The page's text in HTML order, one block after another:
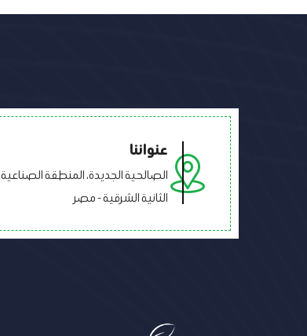
عنواننا
الصالحية الجديدة، المنطقة الصناعية
الثانية الشرقية - مصر